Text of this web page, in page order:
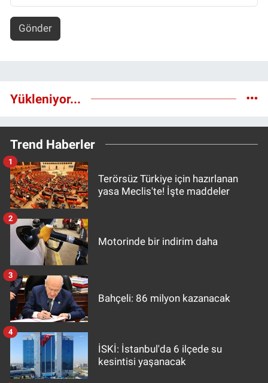
Gönder
Yükleniyor...
Trend Haberler
Terörsüz Türkiye için hazırlanan
yasa Meclis'te! İşte maddeler
1
Motorinde bir indirim daha
2
Bahçeli: 86 milyon kazanacak
3
İSKİ: İstanbul'da 6 ilçede su
kesintisi yaşanacak
4